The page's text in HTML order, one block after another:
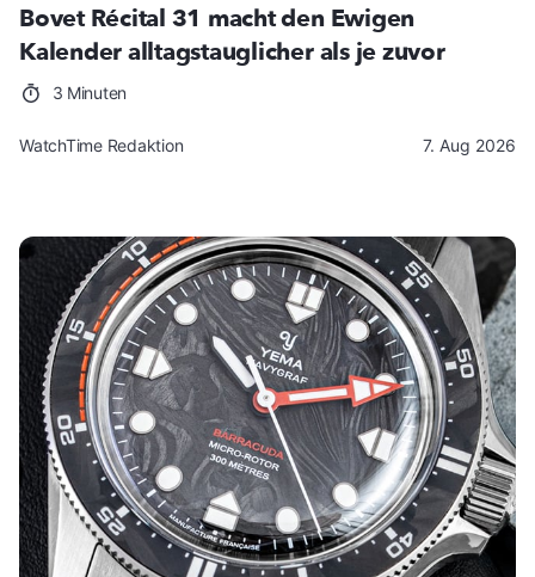
Bovet Récital 31 macht den Ewigen
Kalender alltagstauglicher als je zuvor
3 Minuten
WatchTime Redaktion 7. Aug 2026